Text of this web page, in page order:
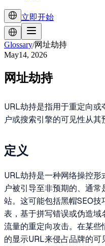
立即开始
Glossary/网址劫持
May14, 2026
网址劫持
URL劫持是指用于重定向
户或搜索引擎的可见性从其
定义
URL劫持是一种网络操控
户被引导至非预期的、通
站。这可能包括黑帽SEO
表，基于拼写错误或伪造
流量的重定向攻击。在某些
的显示URL来侵占品牌的